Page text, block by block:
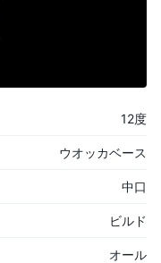
12度
ウオッカベース
中口
ビルド
オール